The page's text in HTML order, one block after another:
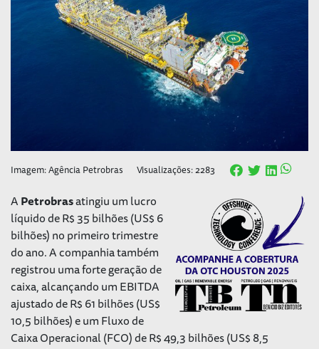
Imagem: Agência Petrobras Visualizações: 2283
APetrobrasatingiu um lucro
líquido de R$ 35 bilhões (US$ 6
bilhões) no primeiro trimestre
do ano. A companhia também
registrou uma forte geração de
caixa, alcançando um EBITDA
ajustado de R$ 61 bilhões (US$
10,5 bilhões) e um Fluxo de
Caixa Operacional (FCO) de R$ 49,3 bilhões (US$ 8,5